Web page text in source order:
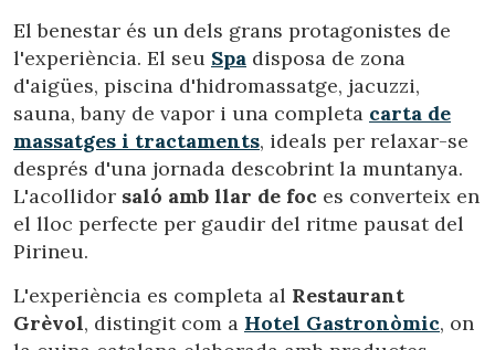
El benestar és un dels grans protagonistes de
l'experiència. El seu Spa disposa de zona
d'aigües, piscina d'hidromassatge, jacuzzi,
sauna, bany de vapor i una completa carta de
massatges i tractaments, ideals per relaxar-se
després d'una jornada descobrint la muntanya.
L'acollidor saló amb llar de foc es converteix en
el lloc perfecte per gaudir del ritme pausat del
Pirineu.
L'experiència es completa al Restaurant
Grèvol, distingit com a Hotel Gastronòmic, on
Modificar cookies
Tècniques i funcionals
informació amb la finalitat de millorar els nostres serveis.
Si continua navegant, suposa l'acceptació de la instal·lació
de les mateixes. L'usuari té la possibilitat de configurar el